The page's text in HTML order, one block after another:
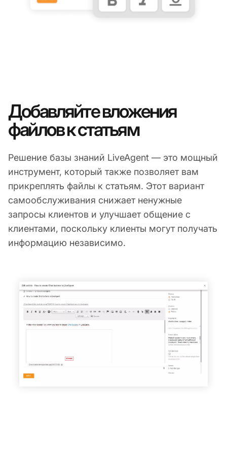
Добавляйте вложения
файлов к статьям
Решение базы знаний LiveAgent — это мощный
инструмент, который также позволяет вам
прикреплять файлы к статьям. Этот вариант
самообслуживания снижает ненужные
запросы клиентов и улучшает общение с
клиентами, поскольку клиенты могут получать
информацию независимо.